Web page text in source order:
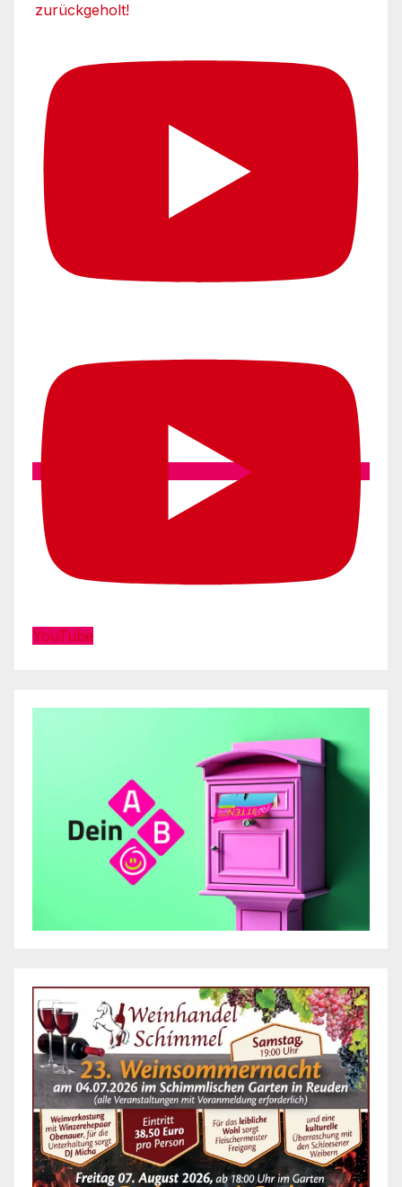
zurückgeholt!
YouTube